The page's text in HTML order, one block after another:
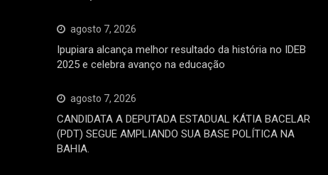
agosto 7, 2026
Ipupiara alcança melhor resultado da história no IDEB
2025 e celebra avanço na educação
agosto 7, 2026
CANDIDATA A DEPUTADA ESTADUAL KÁTIA BACELAR
(PDT) SEGUE AMPLIANDO SUA BASE POLÍTICA NA
BAHIA.